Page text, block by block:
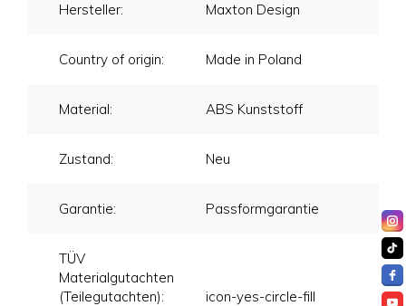
Hersteller: Maxton Design
Country of origin: Made in Poland
Material: ABS Kunststoff
Zustand: Neu
Garantie: Passformgarantie
TÜV
Materialgutachten
(Teilegutachten):
icon-yes-circle-fill